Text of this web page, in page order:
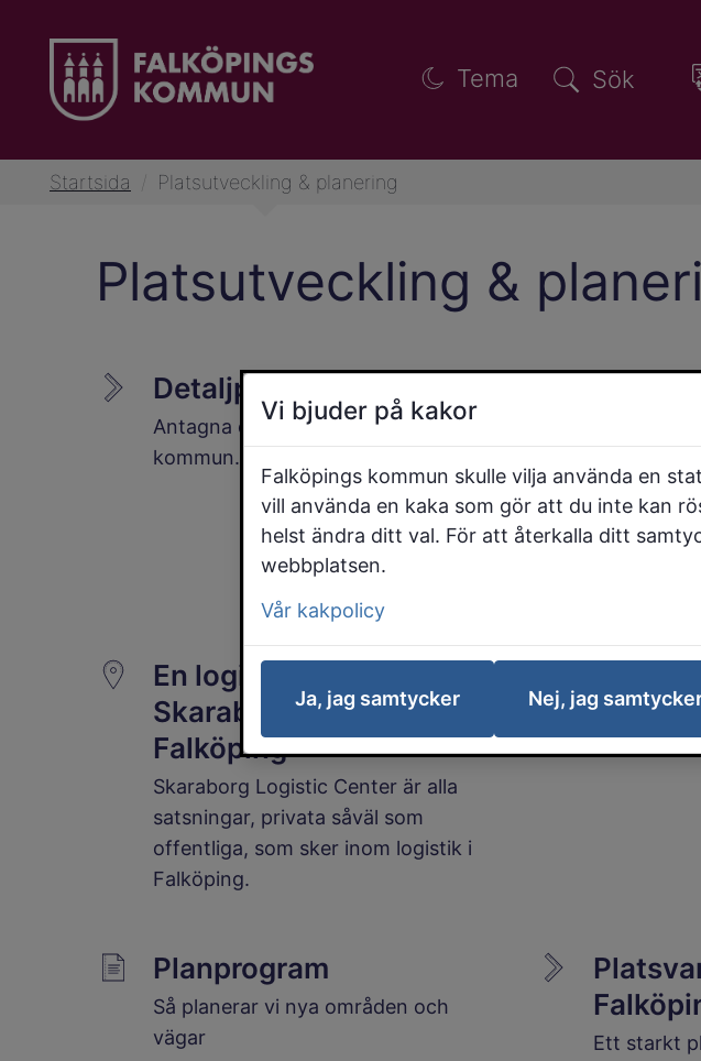
Tema Sök
Startsida Platsutveckling & planering
Platsutveckling &
Detaljplaner - antagna
Antagna detaljplaner för Falköpings
kommun.
under
En logistiknod för hela
Skaraborg växer i
Falköping
Skaraborg Logistic Center är alla
satsningar, privata såväl som
offentliga, som sker inom logistik i
Falköping.
Större
ansvarar
Planprogram
Så planerar vi nya områden och
vägar
Ett starkt
Vi bjuder på kakor
Falköpings kommun skulle vilja använda en
vill använda en kaka som gör att du inte kan
helst ändra ditt val. För att återkalla ditt
webbplatsen.
Vår kakpolicy
Ja, jag samtycker Nej, jag